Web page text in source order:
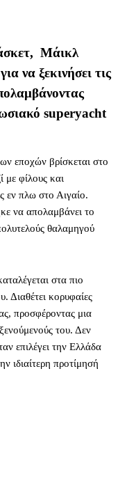
Μάικλ
να ξεκινήσει τις
superyacht
εποχών βρίσκεται στο
φίλους και
εν πλω στο Αιγαίο.
να απολαμβάνει το
θαλαμηγού
στα πιο
Διαθέτει κορυφαίες
προσφέροντας μια
του. Δεν
επιλέγει την Ελλάδα
ιδιαίτερη προτίμησή